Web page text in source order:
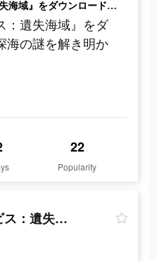
『ミスティックアビス：遺失海域』をダウンロード、一緒に深海の謎を解き明かしましょう！
：遺失海域』をダ
海の謎を解き明か
22
Popularity
ミスティックアビス：遺失海域